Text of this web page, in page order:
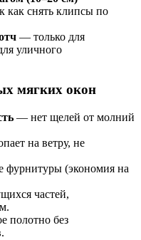
как снять клипсы по
— только для
уличного
мягких окон
— нет щелей от молний
на ветру, не
(экономия на
частей,
полотно без